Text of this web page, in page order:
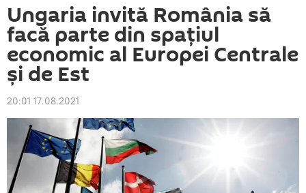
Ungaria invită România să
facă parte din spaţiul
economic al Europei Centrale
şi de Est
20:01 17.08.2021